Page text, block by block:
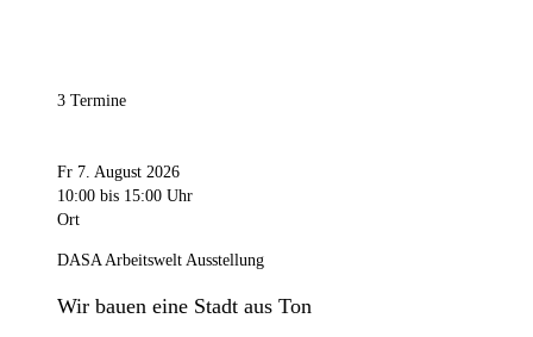
3 Termine
Fr 7. August 2026
10:00 bis 15:00 Uhr
Ort
DASA Arbeitswelt Ausstellung
Wir bauen eine Stadt aus Ton